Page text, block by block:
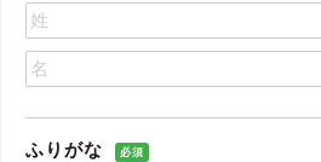
ふりがな 必須